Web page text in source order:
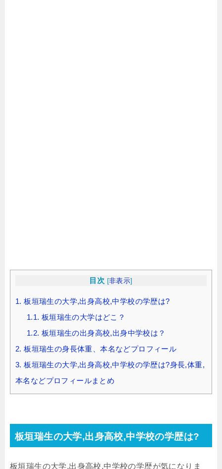
目次 [非表示]
1. 板垣瑞生の大学,出身高校,中学校の学歴は?
1.1. 板垣瑞生の大学はどこ？
1.2. 板垣瑞生の出身高校,出身中学校は？
2. 板垣瑞生の身長体重、本名などプロフィール
3. 板垣瑞生の大学,出身高校,中学校の学歴は?身長,体重,
本名などプロフィールまとめ
板垣瑞生の大学,出身高校,中学校の学歴は?
板垣瑞生の大学,出身高校,中学校の学歴が気になりま